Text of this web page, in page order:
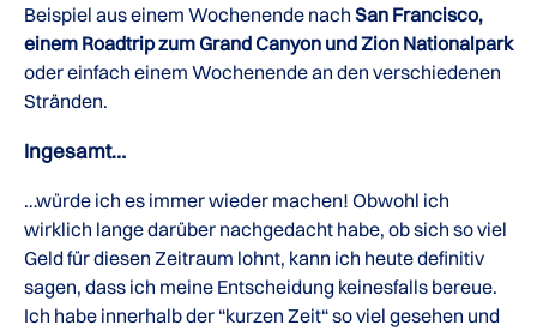
Beispiel aus einem Wochenende nach San Francisco,
einem Roadtrip zum Grand Canyon und Zion Nationalpark
oder einfach einem Wochenende an den verschiedenen
Stränden.
Ingesamt…
…würde ich es immer wieder machen! Obwohl ich
wirklich lange darüber nachgedacht habe, ob sich so viel
Geld für diesen Zeitraum lohnt, kann ich heute definitiv
sagen, dass ich meine Entscheidung keinesfalls bereue.
Ich habe innerhalb der “kurzen Zeit“ so viel gesehen und